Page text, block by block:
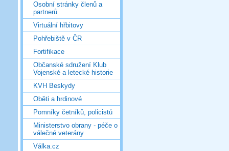
Osobní stránky členů a
partnerů
Virtuální hřbitovy
Pohřebiště v ČR
Fortifikace
Občanské sdružení Klub
Vojenské a letecké historie
KVH Beskydy
Oběti a hrdinové
Pomníky četníků, policistů
Ministerstvo obrany - péče o
válečné veterány
Válka.cz